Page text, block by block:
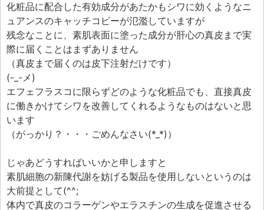
化粧品に配合した有効成分があたかもシワに効くようなニ
ュアンスのキャッチコピーが氾濫していますが
残念なことに、素肌表面に塗った成分が肝心の真皮まで実
際に届くことはまずありません
（真皮まで届くのは皮下注射だけです）
(-_-メ)
エフェフラスコに限らずどのような化粧品でも、直接真皮
に働きかけてシワを改善してくれるようなものはないと思
います
（がっかり？・・・ごめんなさい(*_*)）
じゃあどうすればいいかと申しますと
素肌細胞の新陳代謝を妨げる製品を使用しないというのは
大前提として(^^;
体内で真皮のコラーゲンやエラスチンの生成を促進させる